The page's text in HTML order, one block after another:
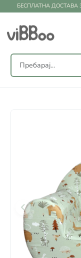
БЕСПЛАТНА ДОСТАВА